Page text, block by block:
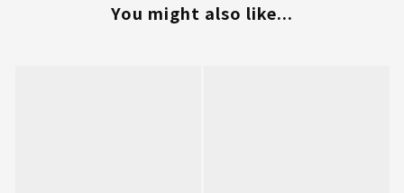
You might also like...